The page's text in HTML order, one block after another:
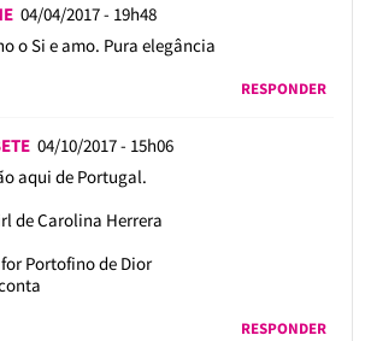
04/04/2017 - 19h48
o Si e amo. Pura elegância
RESPONDER
04/10/2017 - 15h06
aqui de Portugal.
de Carolina Herrera
for Portofino de Dior
RESPONDER